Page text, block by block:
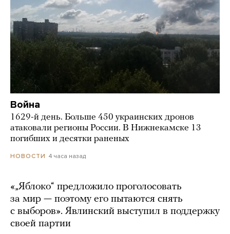
Война
1629-й день. Больше 450 украинских дронов
атаковали регионы России. В Нижнекамске 13
погибших и десятки раненых
НОВОСТИ 4 часа назад
«„Яблоко“ предложило проголосовать
за мир — поэтому его пытаются снять
с выборов». Явлинский выступил в поддержку
своей партии